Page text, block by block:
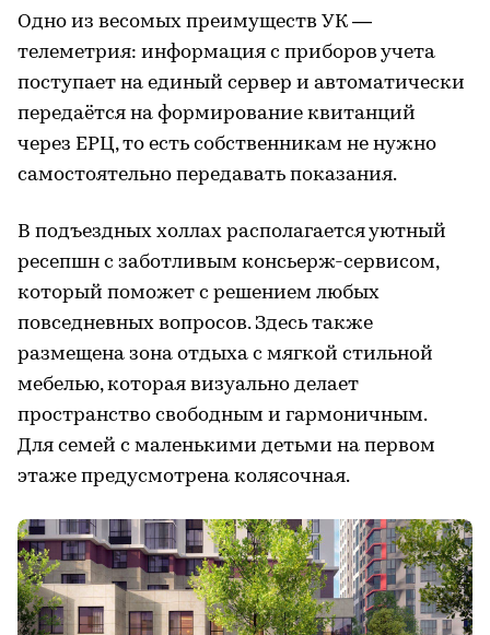
Одно из весомых преимуществ УК —
телеметрия: информация с приборов учета
поступает на единый сервер и автоматически
передаётся на формирование квитанций
через ЕРЦ, то есть собственникам не нужно
самостоятельно передавать показания.
В подъездных холлах располагается уютный
ресепшн с заботливым консьерж-сервисом,
который поможет с решением любых
повседневных вопросов. Здесь также
размещена зона отдыха с мягкой стильной
мебелью, которая визуально делает
пространство свободным и гармоничным.
Для семей с маленькими детьми на первом
этаже предусмотрена колясочная.